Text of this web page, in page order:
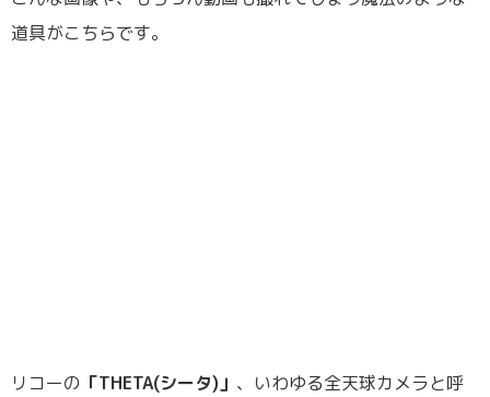
道具がこちらです。
リコーの 「THETA(シータ)」 、いわゆる全天球カメラと呼